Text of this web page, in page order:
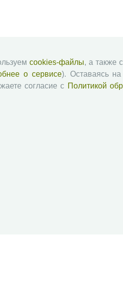
cookies-файлы, а также
о сервисе). Оставаясь
согласие с Политикой